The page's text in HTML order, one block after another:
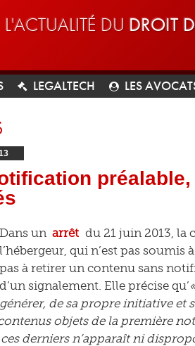
L'ACTUALITÉ DU DROIT
LEGALTECH LES
Dans un arrêt du 21 juin 2013, la
l’hébergeur, qui n’est pas soumis
pas à retirer un contenu sans
d’un signalement. Elle précise qu’
générer, de sa propre initiative et
objets de la première
derniers n’apparaît ni